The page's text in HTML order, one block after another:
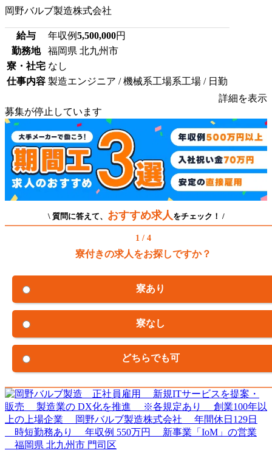
岡野バルブ製造株式会社
給与 年収例5,500,000円
勤務地
福岡県 北九州市
寮・社宅 なし
仕事内容 製造エンジニア / 機械系工場系工場 / 日勤
詳細を表示
募集が停止しています
\ 質問に答えて、 おすすめ求人 をチェック！ /
1 / 4
寮付きの求人をお探しですか？
寮あり
寮なし
どちらでも可